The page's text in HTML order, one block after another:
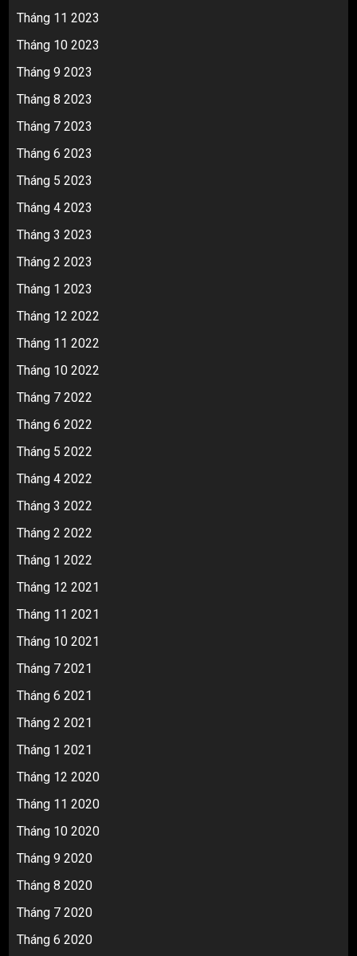
Tháng 11 2023
Tháng 10 2023
Tháng 9 2023
Tháng 8 2023
Tháng 7 2023
Tháng 6 2023
Tháng 5 2023
Tháng 4 2023
Tháng 3 2023
Tháng 2 2023
Tháng 1 2023
Tháng 12 2022
Tháng 11 2022
Tháng 10 2022
Tháng 7 2022
Tháng 6 2022
Tháng 5 2022
Tháng 4 2022
Tháng 3 2022
Tháng 2 2022
Tháng 1 2022
Tháng 12 2021
Tháng 11 2021
Tháng 10 2021
Tháng 7 2021
Tháng 6 2021
Tháng 2 2021
Tháng 1 2021
Tháng 12 2020
Tháng 11 2020
Tháng 10 2020
Tháng 9 2020
Tháng 8 2020
Tháng 7 2020
Tháng 6 2020